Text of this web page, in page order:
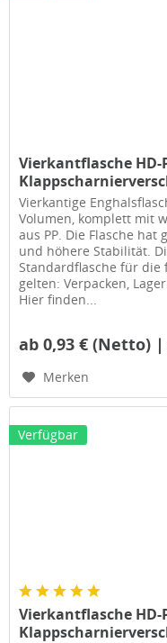
Vierkantflasche
Vierkantige
Volumen, komplett mit
aus PP. Die Flasche
und höhere Stabilität.
Standardflasche für die
gelten: Verpacken,
Hier finden...
ab 0,93 € (Netto)
Merken
Verfügbar
Vierkantflasche